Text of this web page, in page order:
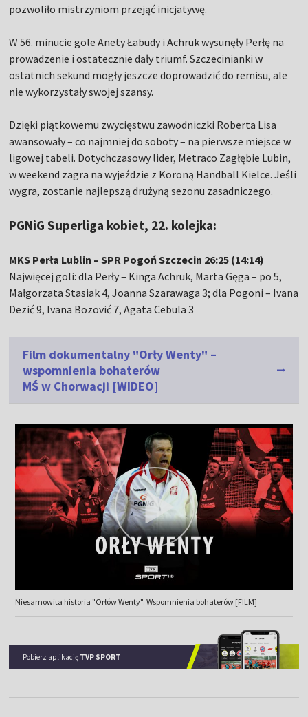
pozwoliło mistrzyniom przejąć inicjatywę.
W 56. minucie gole Anety Łabudy i Achruk wysunęły Perłę na
prowadzenie i ostatecznie dały triumf. Szczecinianki w
ostatnich sekund mogły jeszcze doprowadzić do remisu, ale
nie wykorzystały swojej szansy.
Dzięki piątkowemu zwycięstwu zawodniczki Roberta Lisa
awansowały – co najmniej do soboty – na pierwsze miejsce w
ligowej tabeli. Dotychczasowy lider, Metraco Zagłębie Lubin,
w weekend zagra na wyjeździe z Koroną Handball Kielce. Jeśli
wygra, zostanie najlepszą drużyną sezonu zasadniczego.
PGNiG Superliga kobiet, 22. kolejka:
MKS Perła Lublin – SPR Pogoń Szczecin 26:25 (14:14)
Najwięcej goli: dla Perły – Kinga Achruk, Marta Gęga – po 5,
Małgorzata Stasiak 4, Joanna Szarawaga 3; dla Pogoni – Ivana
Dezić 9, Ivana Bozović 7, Agata Cebula 3
Film dokumentalny "Orły Wenty" –
wspomnienia bohaterów
MŚ w Chorwacji [WIDEO]
Niesamowita historia "Orłów Wenty". Wspomnienia bohaterów [FILM]
Pobierz aplikację TVP SPORT